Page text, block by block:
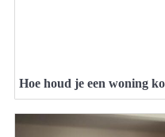
Hoe houd je een woning